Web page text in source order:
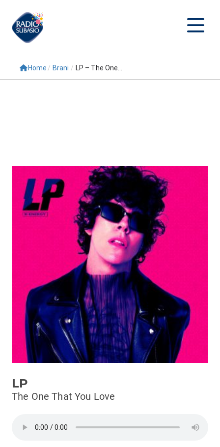
Cerca
Programmi
Conduttori
Repliche
Interviste
Playlist
Novità
Subasio Playlist
Web Radio
Radio Subasio
Radio Suby
Home / Brani / LP – The One...
LP
The One That You Love